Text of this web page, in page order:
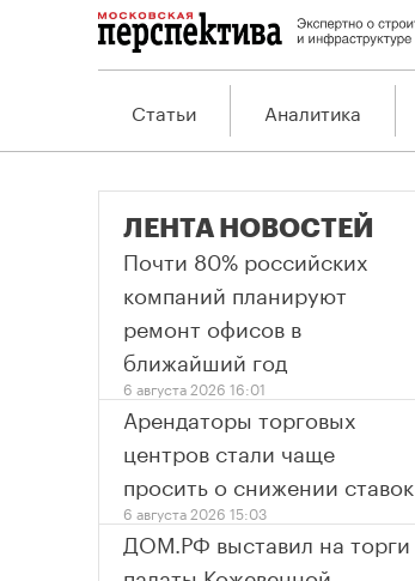
Статьи Аналитика
ЛЕНТА НОВОСТЕЙ
Почти 80% российских
компаний планируют
ремонт офисов в
ближайший год
6 августа 2026 16:01
Арендаторы торговых
центров стали чаще
просить о снижении ставок
6 августа 2026 15:03
ДОМ.РФ выставил на торги